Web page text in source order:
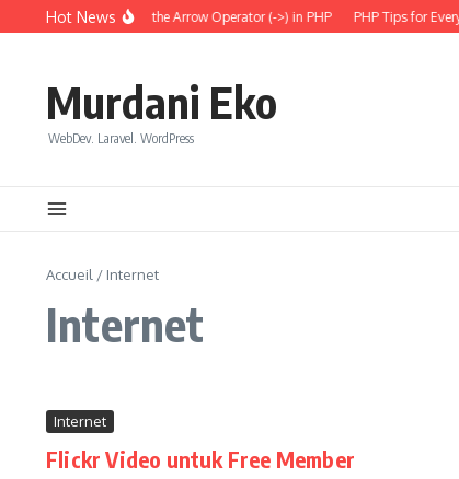
Aller au contenu
Hot News
Understanding the Arrow Operator (->) in PHP PHP Tips for
Murdani Eko
WebDev. Laravel. WordPress
Accueil / Internet
Internet
Internet
Flickr Video untuk Free Member